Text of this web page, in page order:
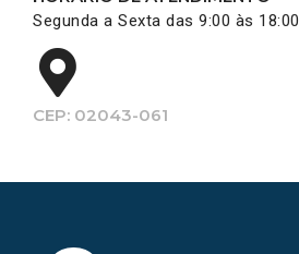
Segunda a Sexta das 9:00 às 18:00
CEP: 02043-061